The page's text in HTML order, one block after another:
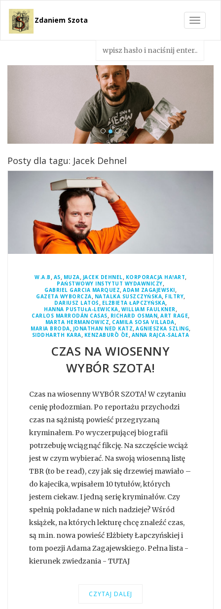
Toggle
Zdaniem Szota
Posty dla tagu: Jacek Dehnel
W.A.B , A5, MUZA, JACEK DEHNEL, KORPORACJA HA!ART,
PAŃSTWOWY INSTYTUT WYDAWNICZY,
GABRIEL GARCIA MARQUEZ,ADAM ZAGAJEWSKI,
GAZETA WYBORCZA, NATALKA SUSZCZYŃSKA, FILTRY,
DARIUSZ LATOŚ , ELŻBIETA ŁAPCZYŃSKA,
HANNA PUSTUŁA-LEWICKA, WILLIAM FAULKNER,
CARLOS MARRODÁN CASAS, RICHARD OSMAN, ART RAGE,
MARTA HERMANOWICZ, CAMILA SOSA VILLADA,
MARIA BRODA, JONATHAN NED KATZ, AGNIESZKA SZLING,
SIDDHARTH KARA, KENZABURŌ ŌE, ANNA RAJCA-SALATA
CZAS NA WIOSENNY
WYBÓR SZOTA!
Czas na wiosenny WYBÓR SZOTA! W czytaniu
cenię płodozmian. Po reportażu przychodzi
czas na sążnistą powieść przegryzaną
kryminałem. Po wyczerpującej biografii
potrzebuję wciągnąć fikcję. Na szczęście wciąż
jest w czym wybierać. Na swoją wiosenną listę
TBR (to be read), czy jak się drzewiej mawiało –
do kajecika, wpisałem 10 tytułów, których
jestem ciekaw. I jedną serię kryminałów. Czy
spełnią pokładane w nich nadzieje? Wśród
książek, na których lekturę chcę znaleźć czas,
są m.in. nowa powieść Elżbiety Łapczyńskiej i
tom poezji Adama Zagajewskiego. Pełna lista -
kierunek zwiedzania - TUTAJ
CZYTAJ DALEJ